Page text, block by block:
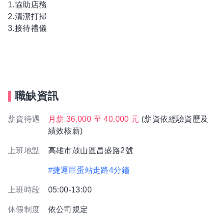
1.協助店務
2.清潔打掃
3.接待禮儀
職缺資訊
薪資待遇 月薪 36,000 至 40,000 元 (薪資依經驗資歷及
績效核薪)
上班地點 高雄市鼓山區昌盛路2號
#捷運巨蛋站走路4分鐘
上班時段 05:00-13:00
休假制度 依公司規定